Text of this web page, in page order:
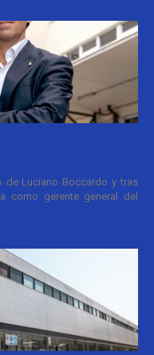
de Luciano Boccardo y tras
como gerente general del